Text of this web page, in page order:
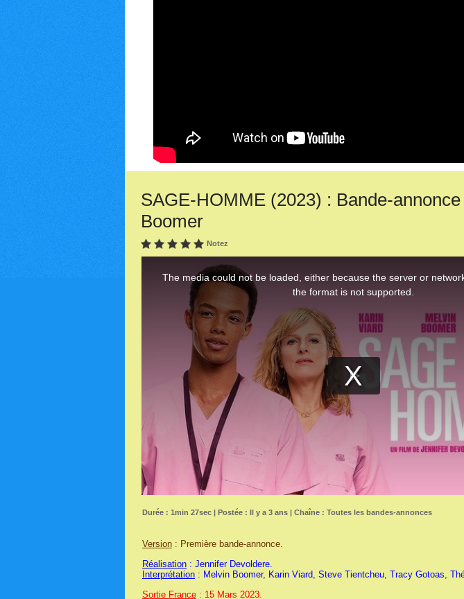
SAGE-HOMME (2023) : Bande-
Boomer
Notez
Durée : 1min 27sec | Postée : Il y a 3 ans | Chaîne : Toutes les bandes-annonces
Version : Première bande-annonce.
Réalisation : Jennifer Devoldere.
Interprétation : Melvin Boomer, Karin Viard, Steve Tientcheu, Tracy Gotoas,
Sortie France : 15 Mars 2023.